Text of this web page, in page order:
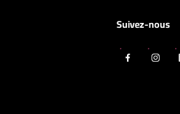
Suivez-nous